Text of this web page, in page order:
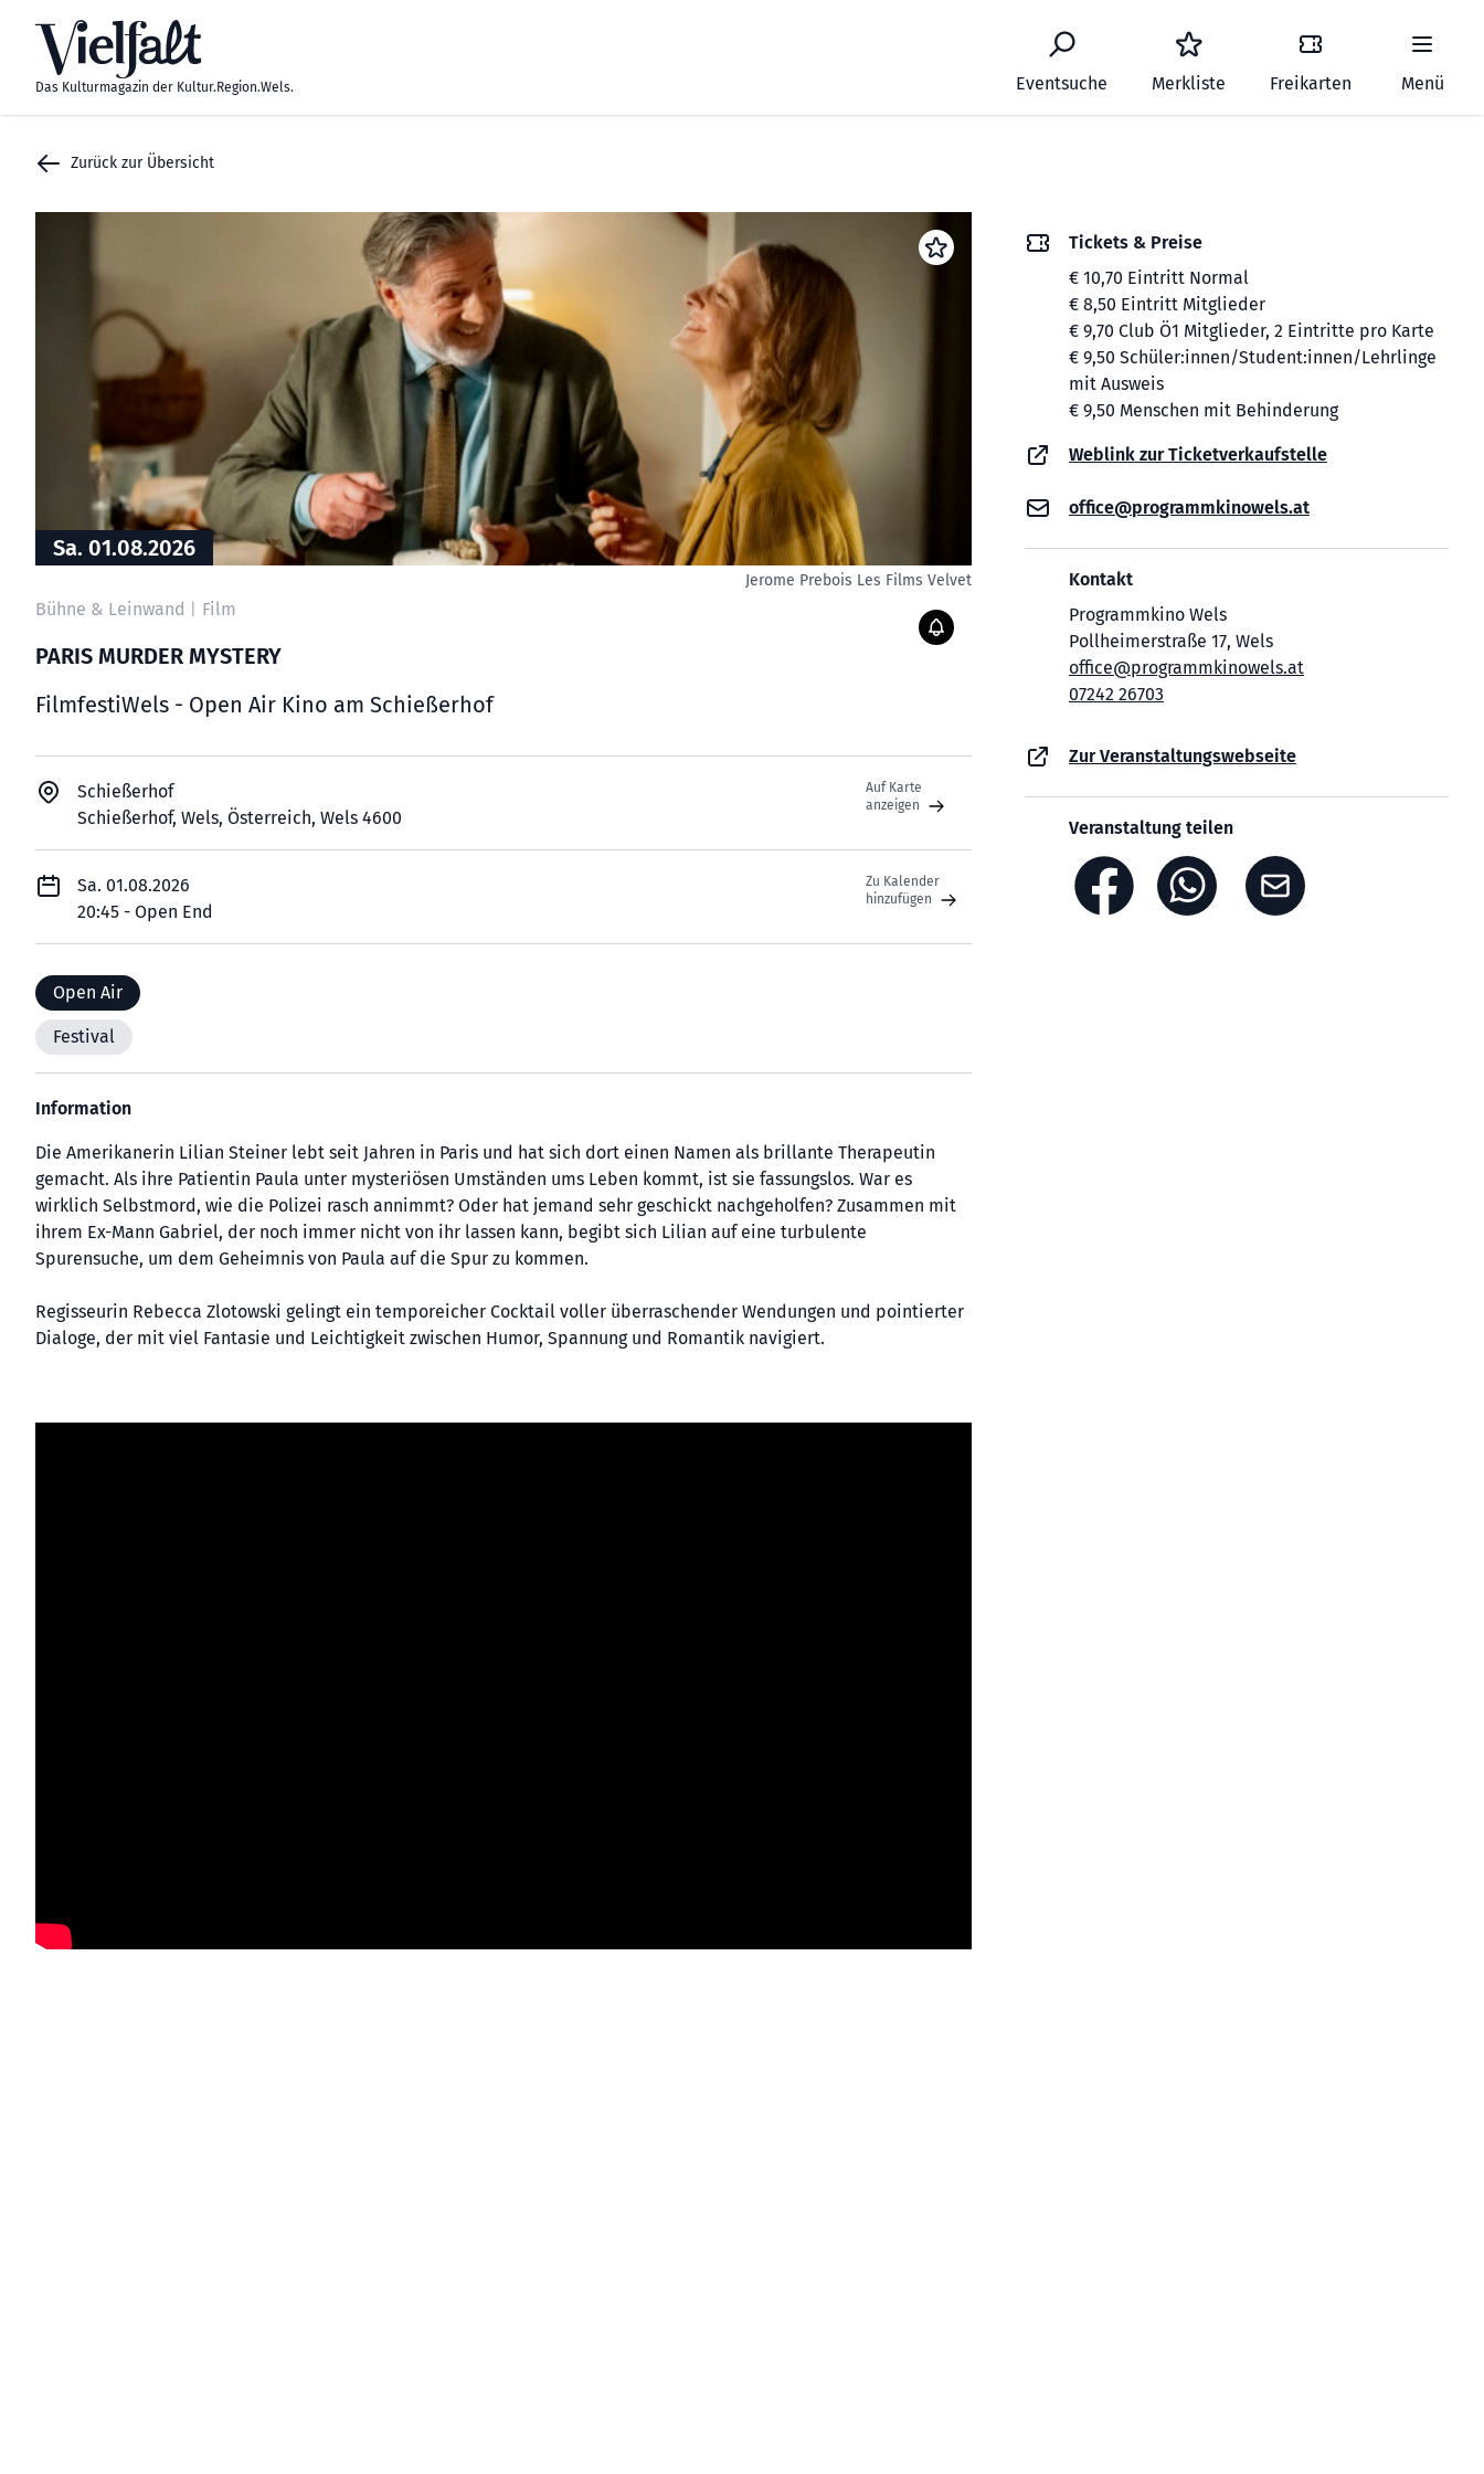
Das Kulturmagazin der Kultur.Region.Wels. Eventsuche Merkliste Freikarten Menü
Zurück zur Übersicht
Sa. 01.08.2026
Jerome Prebois Les Films Velvet
Bühne & Leinwand Film
PARIS MURDER MYSTERY
FilmfestiWels - Open Air Kino am Schießerhof
Schießerhof
Schießerhof, Wels, Österreich, Wels 4600
Auf Karte
anzeigen
Sa. 01.08.2026
20:45 - Open End
Zu Kalender
hinzufügen
Open Air
Festival
Information
Die Amerikanerin Lilian Steiner lebt seit Jahren in Paris und hat sich dort einen Namen als brillante Therapeutin
gemacht. Als ihre Patientin Paula unter mysteriösen Umständen ums Leben kommt, ist sie fassungslos. War es
wirklich Selbstmord, wie die Polizei rasch annimmt? Oder hat jemand sehr geschickt nachgeholfen? Zusammen mit
ihrem Ex-Mann Gabriel, der noch immer nicht von ihr lassen kann, begibt sich Lilian auf eine turbulente
Spurensuche, um dem Geheimnis von Paula auf die Spur zu kommen.
Regisseurin Rebecca Zlotowski gelingt ein temporeicher Cocktail voller überraschender Wendungen und pointierter
Dialoge, der mit viel Fantasie und Leichtigkeit zwischen Humor, Spannung und Romantik navigiert.
Tickets & Preise
€ 10,70 Eintritt Normal
€ 8,50 Eintritt Mitglieder
€ 9,70 Club Ö1 Mitglieder, 2 Eintritte pro Karte
€ 9,50 Schüler:innen/Student:innen/Lehrlinge
mit Ausweis
€ 9,50 Menschen mit Behinderung
Weblink zur Ticketverkaufstelle
office@programmkinowels.at
Kontakt
Programmkino Wels
Pollheimerstraße 17, Wels
office@programmkinowels.at
07242 26703
Zur Veranstaltungswebseite
Veranstaltung teilen